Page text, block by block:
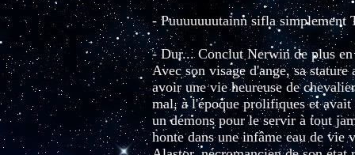
- Puuuuuuutainn sifla simplement
- Dur... Conclut Nerwin de plus en
Avec son visage d'ange, sa
avoir une vie heureuse de
mal, à l'époque prolifiques et avait
un démons pour le servir à tout
honte dans une infâme eau de